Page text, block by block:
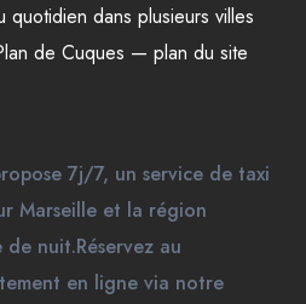
quotidien dans plusieurs villes
de Cuques — plan du site
7j/7, un service de taxi
Marseille et la région
nuit.Réservez au
en ligne via notre